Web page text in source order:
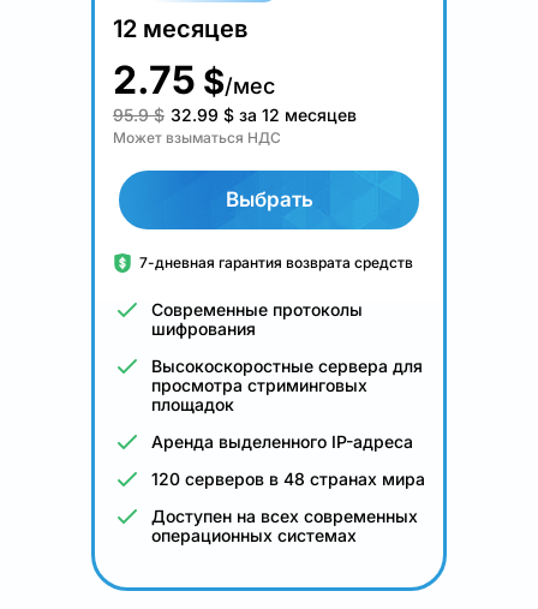
12 месяцев
2.75 $/мес
95.9 $ 32.99 $ за 12 месяцев
Может взыматься НДС
Выбрать
7-дневная гарантия возврата средств
Современные протоколы
шифрования
Высокоскоростные сервера для
просмотра стриминговых
площадок
Аренда выделенного IP-адреса
120 серверов в 48 странах мира
Доступен на всех современных
операционных системах